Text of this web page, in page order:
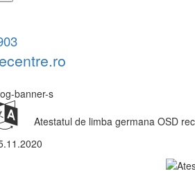
Atestatul de limba germana OSD